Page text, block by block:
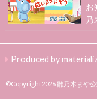
お
乃
Produced by
©Copyright2026雛乃木まや公